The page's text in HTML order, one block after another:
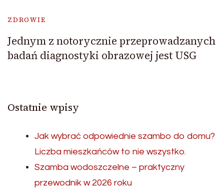
ZDROWIE
Jednym z notorycznie przeprowadzanych
badań diagnostyki obrazowej jest USG
Ostatnie wpisy
Jak wybrać odpowiednie szambo do domu?
Liczba mieszkańców to nie wszystko.
Szamba wodoszczelne – praktyczny
przewodnik w 2026 roku